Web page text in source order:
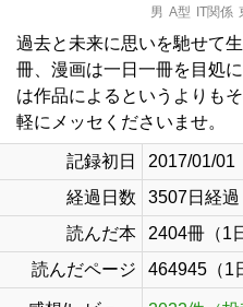
男 A型 IT関係
過去と未来に思いを馳せて
冊、漫画は一日一冊を目処
は作品によるというよりも
軽にメッセくださいませ。
記録初日
2017/01/01
経過日数
3507日経過
読んだ本
2404冊（1
読んだページ
464945（1